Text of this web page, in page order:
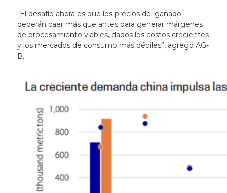
“El desafío ahora es que los precios del ganado
deberán caer más que antes para generar márgenes
de procesamiento viables, dados los costos crecientes
y los mercados de consumo más débiles”, agregó AG-
B.